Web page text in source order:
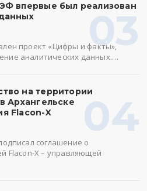
03
впервые был реализован
проект «Цифры и факты»,
аналитических данных.…
04
на территории
Архангельске
Flacon-X
соглашение о
Flacon-X – управляющей